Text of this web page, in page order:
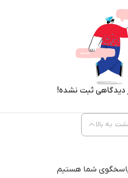
دیدگاهی ثبت نشده!
شما هستیم
به بالا